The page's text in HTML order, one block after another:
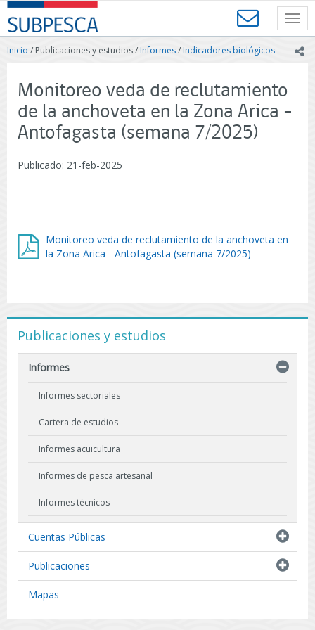
Contenido
principal
SUBPESCA
-
Subsecretaría
Acuicultura
-
Gobierno
Chile
Inicio / Publicaciones y estudios /Informes/Indicadores biológicos
Monitoreo veda de reclutamiento
de la anchoveta en la Zona Arica -
Antofagasta (semana 7/2025)
Publicado: 21-feb-2025
Monitoreo veda de reclutamiento de la anchoveta en
la Zona Arica - Antofagasta (semana 7/2025)
Publicaciones y estudios
Informes
Informes sectoriales
Cartera de estudios
Informes acuicultura
Informes de pesca artesanal
Informes técnicos
Resultados de Pescas de Investigación
Cuentas Públicas
Publicaciones
Mapas